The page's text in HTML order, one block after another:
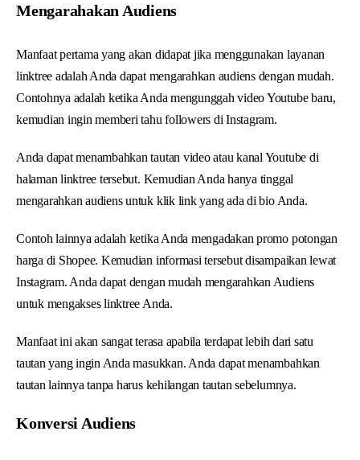
Mengarahakan Audiens
Manfaat pertama yang akan didapat jika menggunakan layanan
linktree adalah Anda dapat mengarahkan audiens dengan mudah.
Contohnya adalah ketika Anda mengunggah video Youtube baru,
kemudian ingin memberi tahu followers di Instagram.
Anda dapat menambahkan tautan video atau kanal Youtube di
halaman linktree tersebut. Kemudian Anda hanya tinggal
mengarahkan audiens untuk klik link yang ada di bio Anda.
Contoh lainnya adalah ketika Anda mengadakan promo potongan
harga di Shopee. Kemudian informasi tersebut disampaikan lewat
Instagram. Anda dapat dengan mudah mengarahkan Audiens
untuk mengakses linktree Anda.
Manfaat ini akan sangat terasa apabila terdapat lebih dari satu
tautan yang ingin Anda masukkan. Anda dapat menambahkan
tautan lainnya tanpa harus kehilangan tautan sebelumnya.
Konversi Audiens